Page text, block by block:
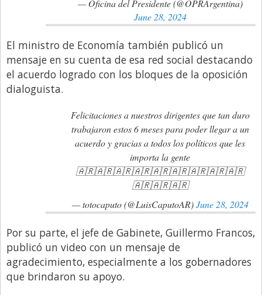
— Oficina del Presidente (@OPRArgentina)
June 28, 2024
El ministro de Economía también publicó un
mensaje en su cuenta de esa red social destacando
el acuerdo logrado con los bloques de la oposición
dialoguista.
Felicitaciones a nuestros dirigentes que tan duro
trabajaron estos 6 meses para poder llegar a un
acuerdo y gracias a todos los políticos que les
importa la gente
🇦🇷🇦🇷🇦🇷🇦🇷🇦🇷🇦🇷🇦🇷🇦🇷🇦🇷
🇦🇷🇦🇷🇦🇷
— totocaputo (@LuisCaputoAR)June 28, 2024
Por su parte, el jefe de Gabinete, Guillermo Francos,
publicó un video con un mensaje de
agradecimiento, especialmente a los gobernadores
que brindaron su apoyo.